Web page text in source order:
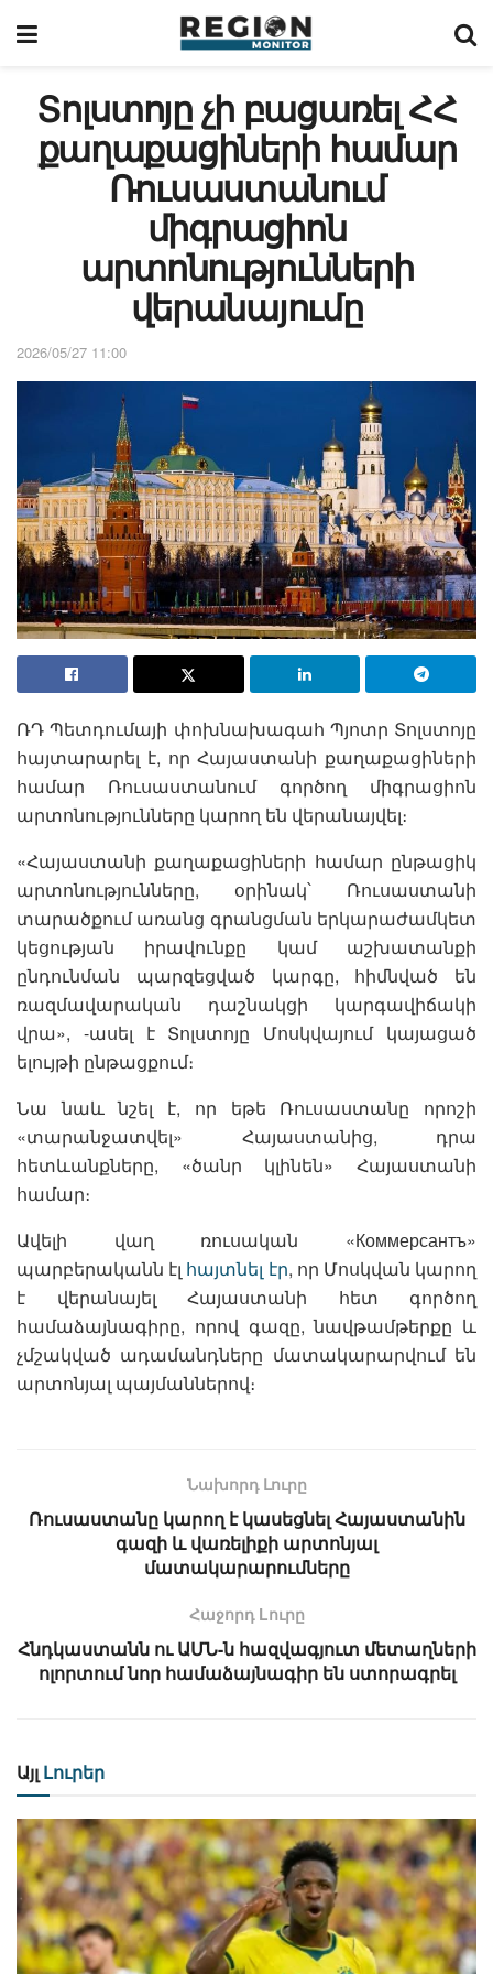
Տոլստոյը չի բացառել ՀՀ
քաղաքացիների համար
Ռուսաստանում
միգրացիոն
արտոնությունների
վերանայումը
2026/05/27 11:00
ՌԴ Պետդումայի փոխնախագահ Պյոտր Տոլստոյը
հայտարարել է, որ Հայաստանի քաղաքացիների
համար Ռուսաստանում գործող միգրացիոն
արտոնությունները կարող են վերանայվել։
«Հայաստանի քաղաքացիների համար ընթացիկ
արտոնությունները, օրինակ՝ Ռուսաստանի
տարածքում առանց գրանցման երկարաժամկետ
կեցության իրավունքը կամ աշխատանքի
ընդունման պարզեցված կարգը, հիմնված են
ռազմավարական դաշնակցի կարգավիճակի
վրա», -ասել է Տոլստոյը Մոսկվայում կայացած
ելույթի ընթացքում։
Նա նաև նշել է, որ եթե Ռուսաստանը որոշի
«տարանջատվել» Հայաստանից, դրա
հետևանքները, «ծանր կլինեն» Հայաստանի
համար։
Ավելի վաղ ռուսական «Коммерсантъ»
պարբերականն էլ հայտնել էր, որ Մոսկվան կարող
է վերանայել Հայաստանի հետ գործող
համաձայնագիրը, որով գազը, նավթամթերքը և
չմշակված ադամանդները մատակարարվում են
արտոնյալ պայմաններով։
Նախորդ Լուրը
Ռուսաստանը կարող է կասեցնել Հայաստանին
գազի և վառելիքի արտոնյալ
մատակարարումները
Հաջորդ Lուրը
Հնդկաստանն ու ԱՄՆ-ն հազվագյուտ մետաղների
ոլորտում նոր համաձայնագիր են ստորագրել
Այլ Լուրեր